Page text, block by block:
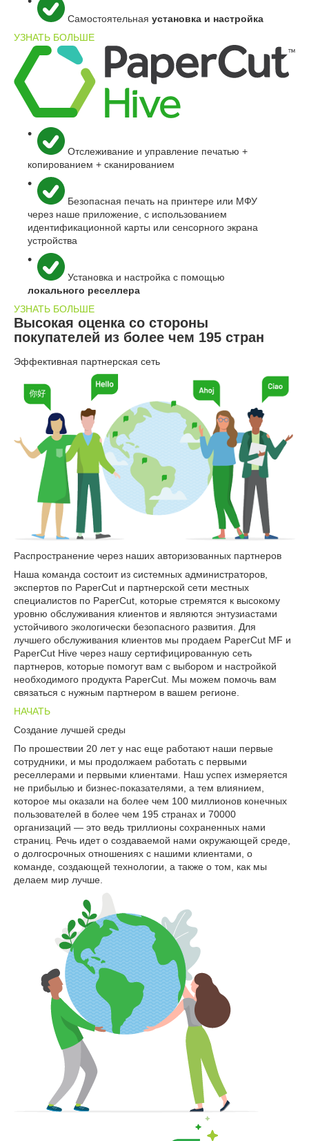
Самостоятельная установка и настройкa
УЗНАТЬ БОЛЬШЕ
Отслеживание и управление печатью +
копированием + сканированием
Безопасная печать на принтере или МФУ
через наше приложение, с использованием
идентификационной карты или сенсорного экрана
устройства
Установка и настройка с помощью
локального реселлера
УЗНАТЬ БОЛЬШЕ
Высокая оценка со стороны
покупателей из более чем 195 стран
Эффективная партнерская сеть
Распространение через наших авторизованных партнеров
Наша команда состоит из системных администраторов,
экспертов по PaperCut и партнерской сети местных
специалистов по PaperCut, которые стремятся к высокому
уровню обслуживания клиентов и являются энтузиастами
устойчивого экологически безопасного развития. Для
лучшего обслуживания клиентов мы продаем PaperCut MF и
PaperCut Hive через нашу сертифицированную сеть
партнеров, которые помогут вам с выбором и настройкой
необходимого продукта PaperCut. Мы можем помочь вам
связаться с нужным партнером в вашем регионе.
НАЧАТЬ
Создание лучшей среды
По прошествии 20 лет у нас еще работают наши первые
сотрудники, и мы продолжаем работать с первыми
реселлерами и первыми клиентами. Наш успех измеряется
не прибылью и бизнес-показателями, а тем влиянием,
которое мы оказали на более чем 100 миллионов конечных
пользователей в более чем 195 странах и 70000
организаций — это ведь триллионы сохраненных нами
страниц. Речь идет о создаваемой нами окружающей среде,
о долгосрочных отношениях с нашими клиентами, о
команде, создающей технологии, а также о том, как мы
делаем мир лучше.